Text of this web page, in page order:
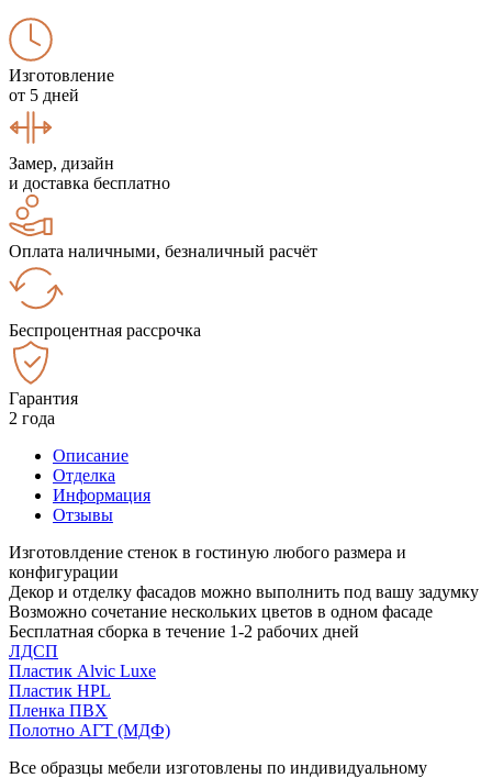
Изготовление
от 5 дней
Замер, дизайн
и доставка бесплатно
Оплата наличными, безналичный расчёт
Беспроцентная рассрочка
Гарантия
2 года
Описание
Отделка
Информация
Отзывы
Изготовлдение стенок в гостиную любого размера и
конфигурации
Декор и отделку фасадов можно выполнить под вашу задумку
Возможно сочетание нескольких цветов в одном фасаде
Бесплатная сборка в течение 1-2 рабочих дней
ЛДСП
Пластик Alvic Luxe
Пластик HPL
Пленка ПВХ
Полотно АГТ (МДФ)
Все образцы мебели изготовлены по индивидуальному